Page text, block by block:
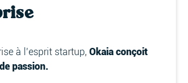
à l’esprit startup, Okaia conçoit
passion.